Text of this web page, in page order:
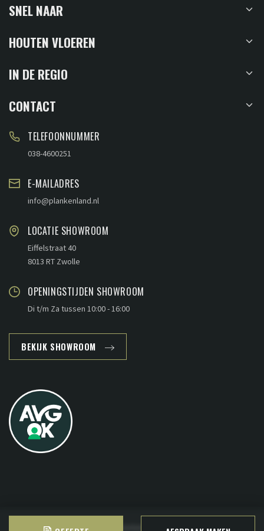
SNEL NAAR
HOUTEN VLOEREN
IN DE REGIO
CONTACT
TELEFOONNUMMER
038-4600251
E-MAILADRES
info@plankenland.nl
LOCATIE SHOWROOM
Eiffelstraat 40
8013 RT Zwolle
OPENINGSTIJDEN SHOWROOM
Di t/m Za tussen 10:00 - 16:00
BEKIJK SHOWROOM
Copyright © 2026 - www.plankenland.nl ·Sitemap·Privacy